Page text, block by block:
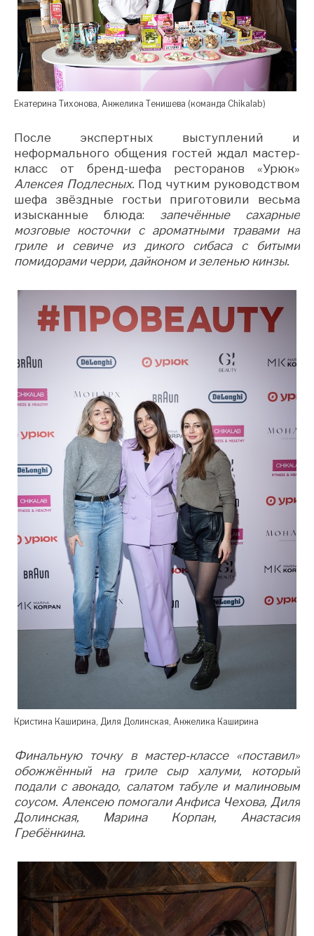
Екатерина Тихонова, Анжелика Тенишева (команда Chikalab)
После экспертных выступлений и
неформального общения гостей ждал мастер-
класс от бренд-шефа ресторанов «Урюк»
Алексея Подлесных. Под чутким руководством
шефа звёздные гостьи приготовили весьма
изысканные блюда: запечённые сахарные
мозговые косточки с ароматными травами на
гриле и севиче из дикого сибаса
с битыми
помидорами черри, дайконом и зеленью кинзы.
Кристина Каширина, Диля Долинская, Анжелика Каширина
Финальную точку в мастер-классе «поставил»
обожжённый на гриле сыр халуми, который
подали с авокадо, салатом табуле и малиновым
соусом. Алексею помогали Анфиса Чехова, Диля
Долинская, Марина Корпан, Анастасия
Гребёнкина.